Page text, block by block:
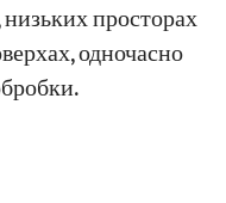
просторах
одночасно